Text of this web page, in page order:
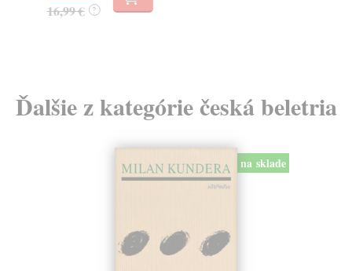
16,99 € ?
Ďalšie z kategórie česká beletria
na sklade